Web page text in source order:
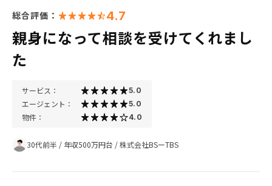
総合評価： 4.7
親身になって相談を受けてくれまし
た
サービス： 5.0
エージェント： 5.0
物件： 4.0
30代前半 / 年収500万円台 /株式会社BSーTBS